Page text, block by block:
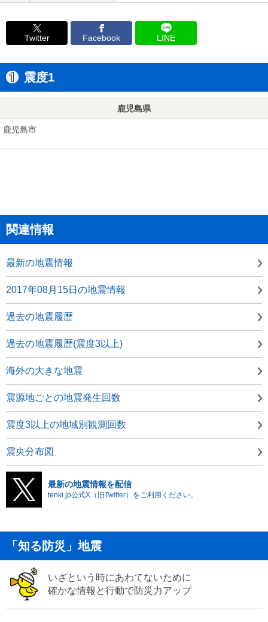
Twitter Facebook LINE
震度1
鹿児島県
鹿児島市
関連情報
最新の地震情報
2017年08月15日の地震情報
過去の地震履歴
過去の地震履歴(震度3以上)
海外の大きな地震
震源地ごとの地震発生回数
震度3以上の地域別観測回数
震央分布図
最新の地震情報を配信
tenki.jp公式X（旧Twitter）をご利用ください。
「知る防災」地震
いざという時にあわてないために
確かな情報と行動で防災力アップ